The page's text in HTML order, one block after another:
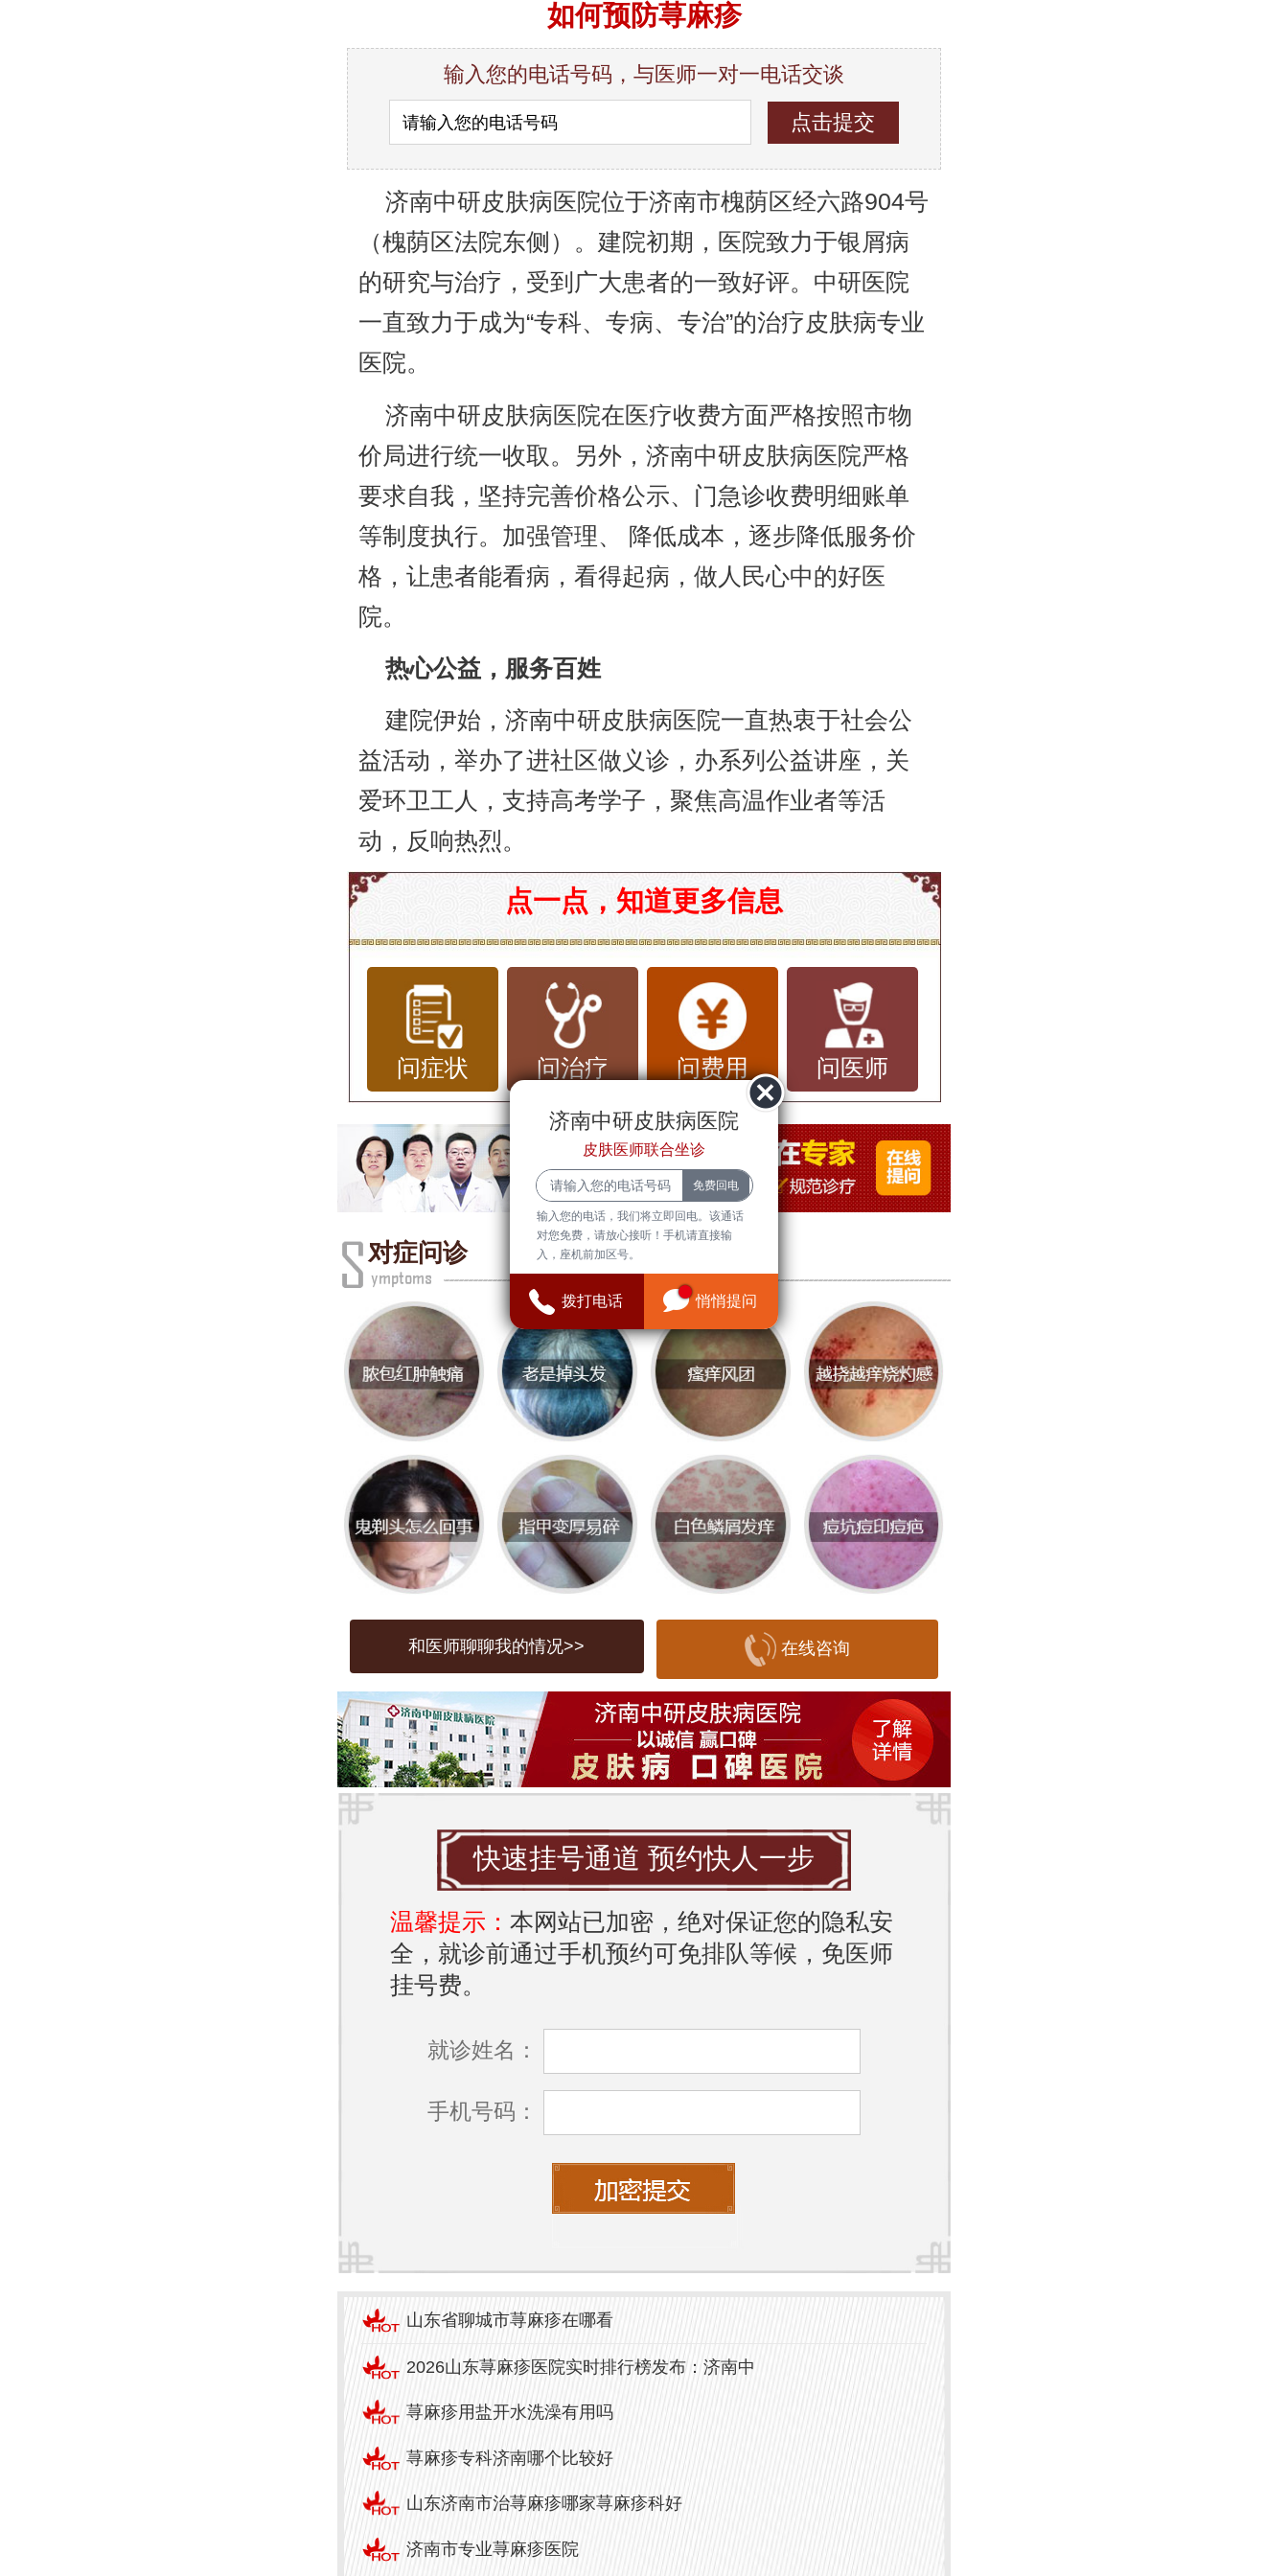
如何预防荨麻疹
输入您的电话号码，与医师一对一电话交谈
济南中研皮肤病医院位于济南市槐荫区经六路904号
（槐荫区法院东侧）。建院初期，医院致力于银屑病
的研究与治疗，受到广大患者的一致好评。中研医院
一直致力于成为“专科、专病、专治”的治疗皮肤病专业
医院。
济南中研皮肤病医院在医疗收费方面严格按照市物
价局进行统一收取。另外，济南中研皮肤病医院严格
要求自我，坚持完善价格公示、门急诊收费明细账单
等制度执行。加强管理、 降低成本，逐步降低服务价
格，让患者能看病，看得起病，做人民心中的好医
院。
热心公益，服务百姓
建院伊始，济南中研皮肤病医院一直热衷于社会公
益活动，举办了进社区做义诊，办系列公益讲座，关
爱环卫工人，支持高考学子，聚焦高温作业者等活
动，反响热烈。
荨麻疹是一种常见的皮肤疾病，其预防主要涉及到避
免可能的触发因素、保持健康的生活习惯和增强身体
免疫力等方面。以下是一些具体的预防建议：
避免接触过敏原：荨麻疹常常由过敏引起，因此要避
免接触可能引起过敏的物质，如花粉、尘螨、动物皮
屑、某些食物和药物等。对于已知的过敏原，应尽量
避免接触。
注意个人卫生：保持皮肤清洁干燥，勤换洗衣物，避
免用手抓挠患处，以免出现皮肤破损导致感染。
增强体质：适当的体育锻炼可以提高身体素质和免疫
力，减少荨麻疹的发病率。慢跑、游泳、瑜伽等都是
不错的选择。
注意饮食：饮食健康对于预防荨麻疹也很重要。建议
多吃新鲜水果和蔬菜，如苹果、西红柿等，同时多吃
富含优质蛋白的食物，如鸡蛋、牛奶等。避免食用可
能引起过敏的食物，如鱼、虾、蟹等海鲜，以及含有
人工色素、防腐剂等添加剂的食物。
避免使用刺激性物品：在日常生活中，要避免使用含
有刺激性成分的洗护用品，如肥皂、含有酒精的洗护
用品等，以免对皮肤造成刺激，诱发荨麻疹。
调节情绪：避免精神刺激和过度劳累，尽量保持积极
乐观的心态，这也有助于减少荨麻疹的反复发作。
戒烟：吸烟也可能引发荨麻疹，因此建议戒烟，并避
请注意，每个人的体质和情况可能不同，因此预防荨
麻疹的方法也可能有所不同。如果出现荨麻疹的症
状，建议及时就医，以便医生根据具体情况进行诊断
和治疗。同时，遵循上述建议，有助于降低荨麻疹的
发病风险。
点一点，知道更多信息
问症状 问治疗 问费用 问医师
对症问诊
和医师聊聊我的情况>> 在线咨询
快速挂号通道 预约快人一步
温馨提示：本网站已加密，绝对保证您的隐私安
全，就诊前通过手机预约可免排队等候，免医师
挂号费。
就诊姓名：
手机号码：
山东省聊城市荨麻疹在哪看
2026山东荨麻疹医院实时排行榜发布：济南中
荨麻疹用盐开水洗澡有用吗
荨麻疹专科济南哪个比较好
山东济南市治荨麻疹哪家荨麻疹科好
济南市专业荨麻疹医院
济南中研皮肤病医院
皮肤医师联合坐诊
输入您的电话，我们将立即回电。该通话
对您免费，请放心接听！手机请直接输
入，座机前加区号。
拨打电话 悄悄提问